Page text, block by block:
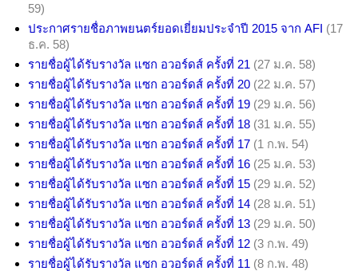
59)
ประกาศรายชื่อภาพยนตร์ยอดเยี่ยมประจำปี 2015 จาก AFI (17
ธ.ค. 58)
รายชื่อผู้ได้รับรางวัล แซก อวอร์ดส์ ครั้งที่ 21 (27 ม.ค. 58)
รายชื่อผู้ได้รับรางวัล แซก อวอร์ดส์ ครั้งที่ 20 (22 ม.ค. 57)
รายชื่อผู้ได้รับรางวัล แซก อวอร์ดส์ ครั้งที่ 19 (29 ม.ค. 56)
รายชื่อผู้ได้รับรางวัล แซก อวอร์ดส์ ครั้งที่ 18 (31 ม.ค. 55)
รายชื่อผู้ได้รับรางวัล แซก อวอร์ดส์ ครั้งที่ 17 (1 ก.พ. 54)
รายชื่อผู้ได้รับรางวัล แซก อวอร์ดส์ ครั้งที่ 16 (25 ม.ค. 53)
รายชื่อผู้ได้รับรางวัล แซก อวอร์ดส์ ครั้งที่ 15 (29 ม.ค. 52)
รายชื่อผู้ได้รับรางวัล แซก อวอร์ดส์ ครั้งที่ 14 (28 ม.ค. 51)
รายชื่อผู้ได้รับรางวัล แซก อวอร์ดส์ ครั้งที่ 13 (29 ม.ค. 50)
รายชื่อผู้ได้รับรางวัล แซก อวอร์ดส์ ครั้งที่ 12 (3 ก.พ. 49)
รายชื่อผู้ได้รับรางวัล แซก อวอร์ดส์ ครั้งที่ 11 (8 ก.พ. 48)